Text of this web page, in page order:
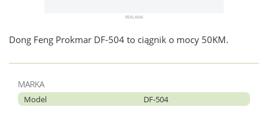
Dong Feng Prokmar DF-504 to ciągnik o mocy 50KM.
MARKA
Model DF-504